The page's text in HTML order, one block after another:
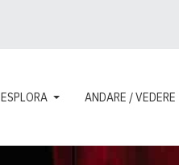
ESPLORA ANDARE / VEDERE